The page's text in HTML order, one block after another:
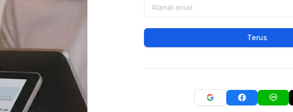
Terus